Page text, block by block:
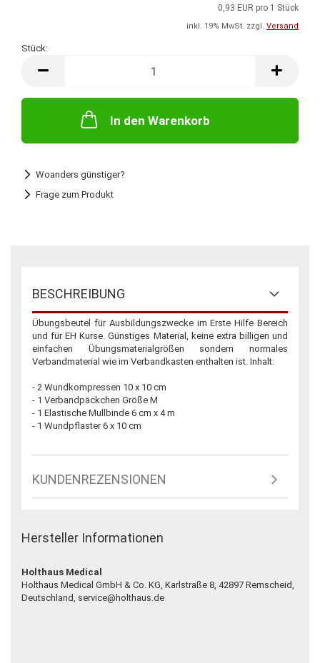
0,93 EUR pro 1 Stück
inkl. 19% MwSt. zzgl. Versand
Stück:
In den Warenkorb
Woanders günstiger?
Frage zum Produkt
BESCHREIBUNG
Übungsbeutel für Ausbildungszwecke im Erste Hilfe Bereich
und für EH Kurse. Günstiges Material, keine extra billigen und
einfachen Übungsmaterialgrößen sondern normales
Verbandmaterial wie im Verbandkasten enthalten ist. Inhalt:
- 2 Wundkompressen 10 x 10 cm
- 1 Verbandpäckchen Größe M
- 1 Elastische Mullbinde 6 cm x 4 m
- 1 Wundpflaster 6 x 10 cm
KUNDENREZENSIONEN
Hersteller Informationen
Holthaus Medical
Holthaus Medical GmbH & Co. KG, Karlstraße 8, 42897 Remscheid,
Deutschland, service@holthaus.de